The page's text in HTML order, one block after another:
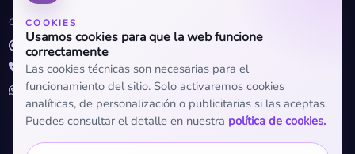
COOKIES
Usamos cookies para que la web funcione
correctamente
Las cookies técnicas son necesarias para el
funcionamiento del sitio. Solo activaremos cookies
analíticas, de personalización o publicitarias si las aceptas.
Puedes consultar el detalle en nuestra política de cookies.
CONTACTO
info@openclima.com
919 32 73 23
+34 623 56 04 93 (WhatsApp)